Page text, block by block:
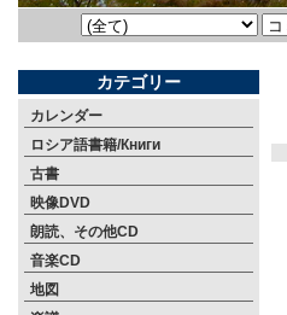
カテゴリー
カレンダー
ロシア語書籍/Книги
古書
映像DVD
朗読、その他CD
音楽CD
地図